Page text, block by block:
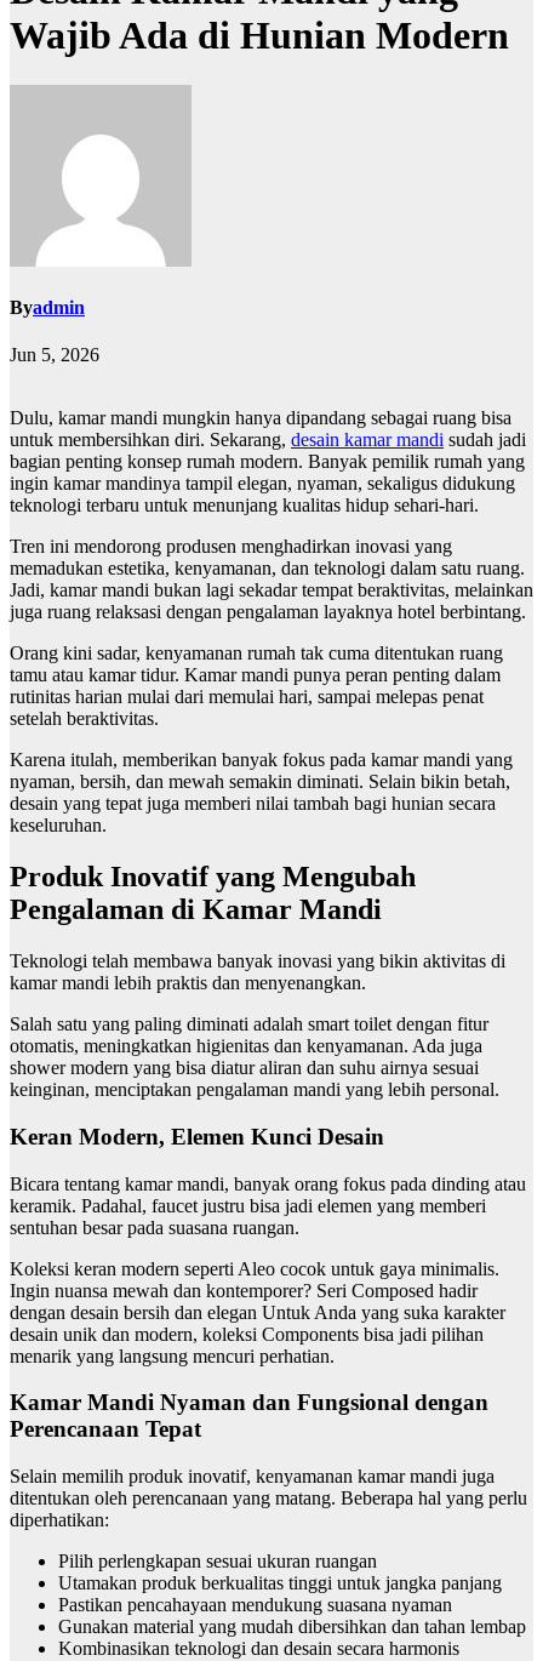
Wajib Ada di Hunian Modern
Byadmin
Jun 5, 2026
Dulu, kamar mandi mungkin hanya dipandang sebagai ruang bisa
untuk membersihkan diri. Sekarang, desain kamar mandi sudah jadi
bagian penting konsep rumah modern. Banyak pemilik rumah yang
ingin kamar mandinya tampil elegan, nyaman, sekaligus didukung
teknologi terbaru untuk menunjang kualitas hidup sehari-hari.
Tren ini mendorong produsen menghadirkan inovasi yang
memadukan estetika, kenyamanan, dan teknologi dalam satu ruang.
Jadi, kamar mandi bukan lagi sekadar tempat beraktivitas, melainkan
juga ruang relaksasi dengan pengalaman layaknya hotel berbintang.
Orang kini sadar, kenyamanan rumah tak cuma ditentukan ruang
tamu atau kamar tidur. Kamar mandi punya peran penting dalam
rutinitas harian mulai dari memulai hari, sampai melepas penat
setelah beraktivitas.
Karena itulah, memberikan banyak fokus pada kamar mandi yang
nyaman, bersih, dan mewah semakin diminati. Selain bikin betah,
desain yang tepat juga memberi nilai tambah bagi hunian secara
keseluruhan.
Produk Inovatif yang Mengubah
Pengalaman di Kamar Mandi
Teknologi telah membawa banyak inovasi yang bikin aktivitas di
kamar mandi lebih praktis dan menyenangkan.
Salah satu yang paling diminati adalah smart toilet dengan fitur
otomatis, meningkatkan higienitas dan kenyamanan. Ada juga
shower modern yang bisa diatur aliran dan suhu airnya sesuai
keinginan, menciptakan pengalaman mandi yang lebih personal.
Keran Modern, Elemen Kunci Desain
Bicara tentang kamar mandi, banyak orang fokus pada dinding atau
keramik. Padahal, faucet justru bisa jadi elemen yang memberi
sentuhan besar pada suasana ruangan.
Koleksi keran modern seperti Aleo cocok untuk gaya minimalis.
Ingin nuansa mewah dan kontemporer? Seri Composed hadir
dengan desain bersih dan elegan Untuk Anda yang suka karakter
desain unik dan modern, koleksi Components bisa jadi pilihan
menarik yang langsung mencuri perhatian.
Kamar Mandi Nyaman dan Fungsional dengan
Perencanaan Tepat
Selain memilih produk inovatif, kenyamanan kamar mandi juga
ditentukan oleh perencanaan yang matang. Beberapa hal yang perlu
diperhatikan:
Pilih perlengkapan sesuai ukuran ruangan
Utamakan produk berkualitas tinggi untuk jangka panjang
Pastikan pencahayaan mendukung suasana nyaman
Gunakan material yang mudah dibersihkan dan tahan lembap
Kombinasikan teknologi dan desain secara harmonis